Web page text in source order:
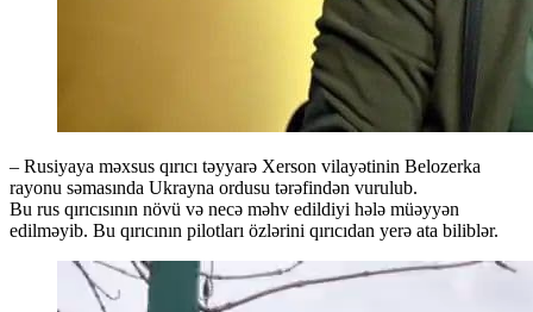
– Rusiyaya məxsus qırıcı təyyarə Xerson vilayətinin Belozerka
rayonu səmasında Ukrayna ordusu tərəfindən vurulub.
Bu rus qırıcısının növü və necə məhv edildiyi hələ müəyyən
edilməyib. Bu qırıcının pilotları özlərini qırıcıdan yerə ata biliblər.